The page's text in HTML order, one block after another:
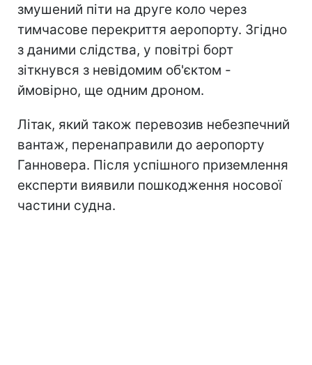
змушений піти на друге коло через
тимчасове перекриття аеропорту. Згідно
з даними слідства, у повітрі борт
зіткнувся з невідомим об'єктом -
ймовірно, ще одним дроном.
Літак, який також перевозив небезпечний
вантаж, перенаправили до аеропорту
Ганновера. Після успішного приземлення
експерти виявили пошкодження носової
частини судна.